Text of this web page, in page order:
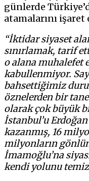
günlerde
atamalarını işaret
“İktidar siyaset
sınırlamak, tarif
o alana muhalefet
kabullenmiyor.
bahsettiğimiz
öznelerden bir
olarak çok büyük
İstanbul’u Erdoğan
kazanmış, 16
milyonların
İmamoğlu’na
kendi yolunu